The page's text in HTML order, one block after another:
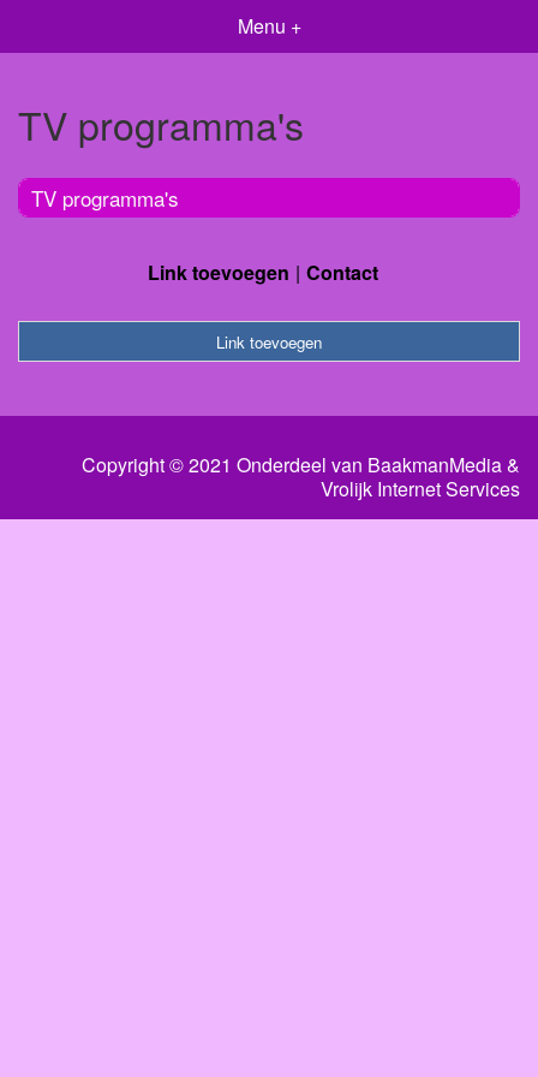
Menu +
TV programma's
TV programma's
Link toevoegen Contact
Link toevoegen
Copyright © 2021 Onderdeel van BaakmanMedia&
Vrolijk Internet Services